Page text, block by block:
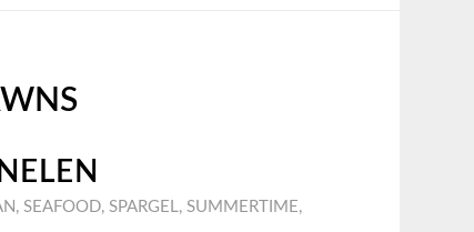
, SEAFOOD, SPARGEL, SUMMERTIME,